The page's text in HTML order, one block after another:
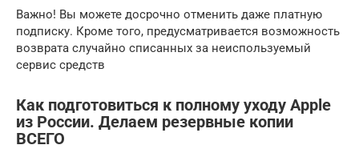
Важно! Вы можете досрочно отменить даже платную
подписку. Кроме того, предусматривается возможность
возврата случайно списанных за неиспользуемый
сервис средств
Как подготовиться к полному уходу Apple
из России. Делаем резервные копии
ВСЕГО